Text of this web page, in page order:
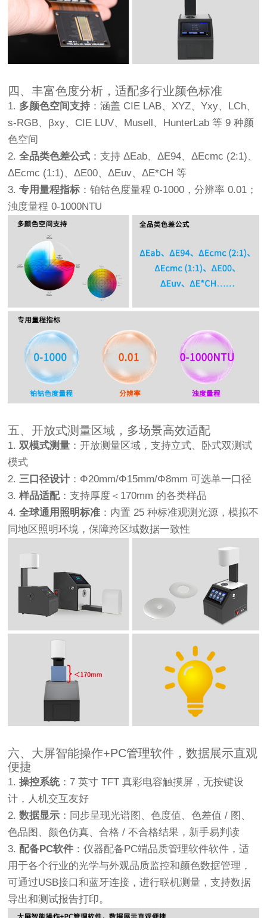
四、丰富色度分析，适配多行业颜色标准
1. 多颜色空间支持 ：涵盖 CIE LAB、XYZ、Yxy、LCh、
s-RGB、βxy、CIE LUV、Musell、HunterLab 等 9 种颜
色空间
2.全品类色差公式 ：支持 ΔEab、ΔE94、ΔEcmc (2:1)、
ΔEcmc (1:1)、ΔE00、ΔEuv、ΔE*CH 等
3.专用量程指标 ：铂钴色度量程 0-1000，分辨率 0.01；
浊度量程 0-1000NTU
五、开放式测量区域，多场景高效适配
1.双模式测量 ：开放测量区域，支持立式、卧式双测试
模式
2.三口径设计 ：Φ20mm/Φ15mm/Φ8mm 可选单一口径
3.样品适配：支持厚度＜170mm 的各类样品
4.全球通用照明标准 ：内置 25 种标准观测光源，模拟不
同地区照明环境，保障跨区域数据一致性
六、大屏智能操作+PC管理软件，数据展示直观
便捷
1.操控系统：7 英寸 TFT 真彩电容触摸屏，无按键设
计，人机交互友好
2.数据显示 ：同步呈现光谱图、色度值、色差值 / 图、
色品图、颜色仿真、合格 / 不合格结果，新手易判读
3.配备PC软件 ：仪器配备PC端品质管理软件软件，适
用于各个行业的光学与外观品质监控和颜色数据管理，
可通过USB接口和蓝牙连接，进行联机测量，支持数据
导出和测试报告打印。